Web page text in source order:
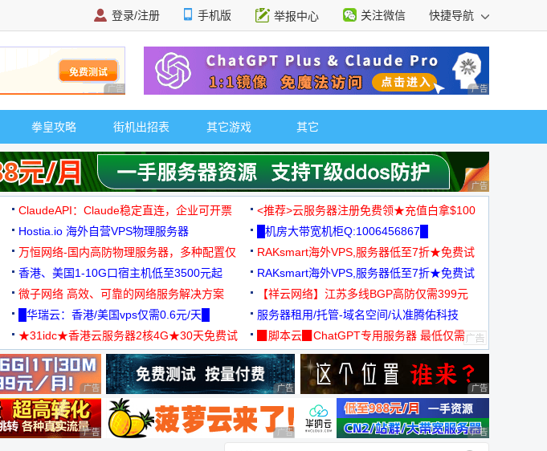
登录/注册 手机版 举报中心 关注微信 快捷导航
广告 商业广告，理性选择 广告 商业广告，理
拳皇攻略 街机出招表 其它游戏 其它
广告 商业广告，理
ClaudeAPI：Claude稳定直连，企业可开票
<推荐>云服务器注册免费领★充值白拿$100
Hostia.io 海外自营VPS物理服务器
█机房大带宽机柜Q:1006456867█
万恒网络-国内高防物理服务器，多种配置仅
99元/月起
RAKsmart海外VPS,服务器低至7折★免费试
用★
香港、美国1-10G口宿主机低至3500元起
RAKsmart海外VPS,服务器低至7折★免费试
用★
微子网络 高效、可靠的网络服务解决方案
【祥云网络】江苏多线BGP高防仅需399元
█华瑞云：香港/美国vps仅需0.6元/天█
服务器租用/托管-域名空间/认准腾佑科技
★31idc★香港云服务器2核4G★30天免费试
用◆
▉脚本云▉ChatGPT专用服务器 最低仅需
19元/月
广告 商业广告，理性选择 广告 商业广告，理性选择 广告 商业广告，理
广告 商业广告，理性选择 广告 商业广告，理性选择 广告 商业广告，理